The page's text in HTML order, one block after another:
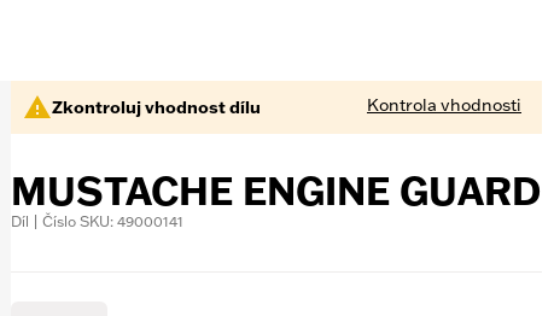
Zkontroluj vhodnost dílu Kontrola vhodnosti
MUSTACHE ENGINE GUARD
Díl | Číslo SKU: 49000141